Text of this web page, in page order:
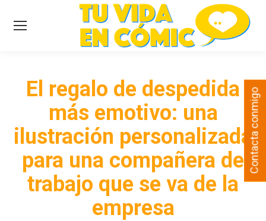
El regalo de despedida
más emotivo: una
ilustración personalizada
para una compañera de
trabajo que se va de la
empresa
Contacta conmigo